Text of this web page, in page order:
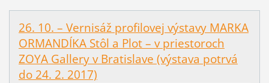
26. 10. – Vernisáž profilovej výstavy MARKA
ORMANDÍKA Stôl a Plot – v priestoroch
ZOYA Gallery v Bratislave (výstava potrvá
do 24. 2. 2017)